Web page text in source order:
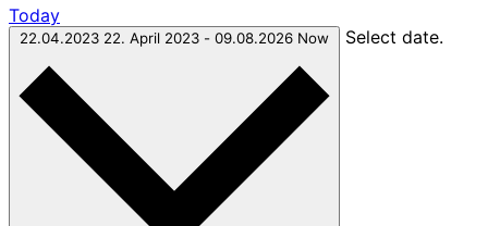
Today
22.04.2023 22. April 2023 - 09.08.2026 Now Select date.